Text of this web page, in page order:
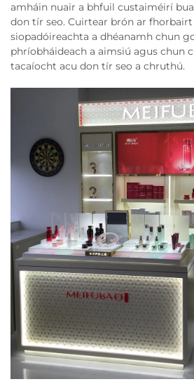
amháin nuair a bhfuil custaiméirí
don tír seo. Cuirtear brón ar
siopadóireachta a dhéanamh chun
phríobháideach a aimsiú agus chun
tacaíocht acu don tír seo a chruthú.